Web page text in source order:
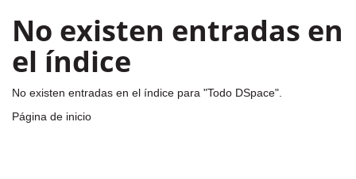
No existen entradas en
el índice
No existen entradas en el índice para "Todo DSpace".
Página de inicio